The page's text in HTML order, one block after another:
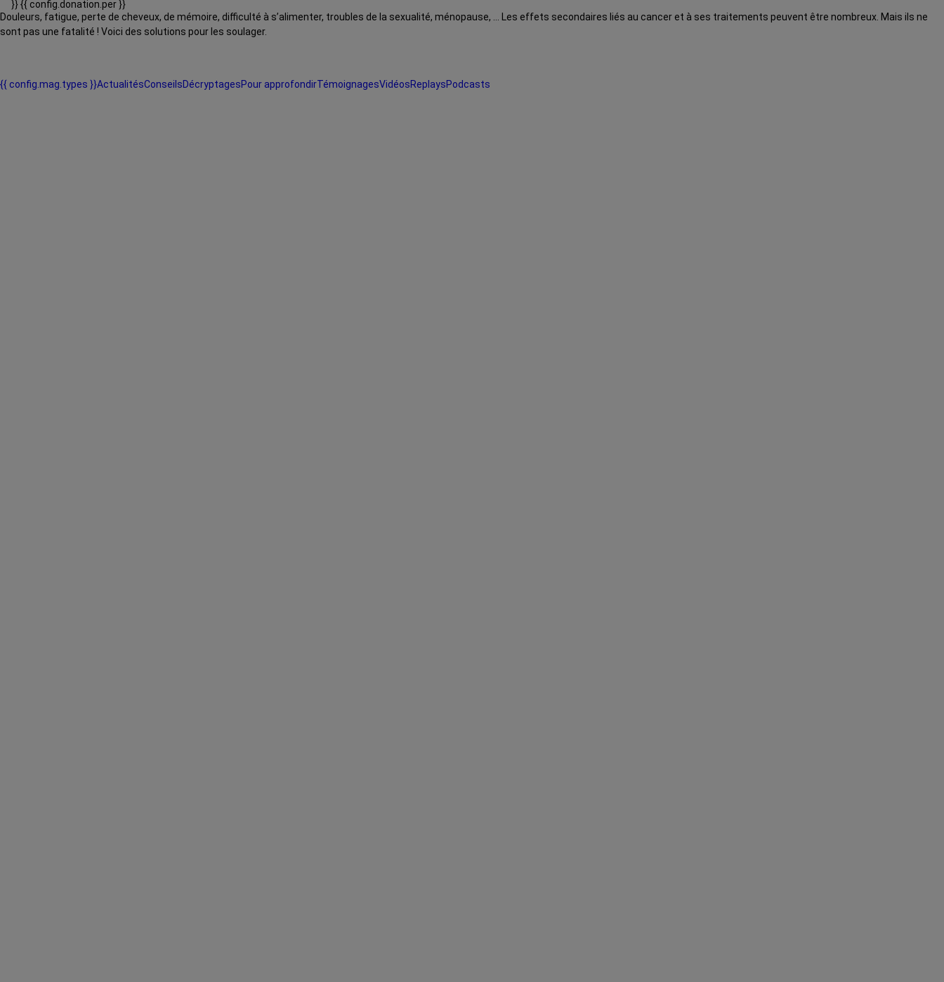
}}{{ config.donation.per }}
Douleurs, fatigue, perte de cheveux, de mémoire, difficulté à s’alimenter, troubles de la sexualité, ménopause, … Les effets secondaires liés au cancer et à ses traitements peuvent être nombreux. Mais ils ne
sont pas une fatalité ! Voici des solutions pour les soulager.
{{ config.mag.types }}ActualitésConseilsDécryptagesPour approfondirTémoignagesVidéosReplaysPodcasts